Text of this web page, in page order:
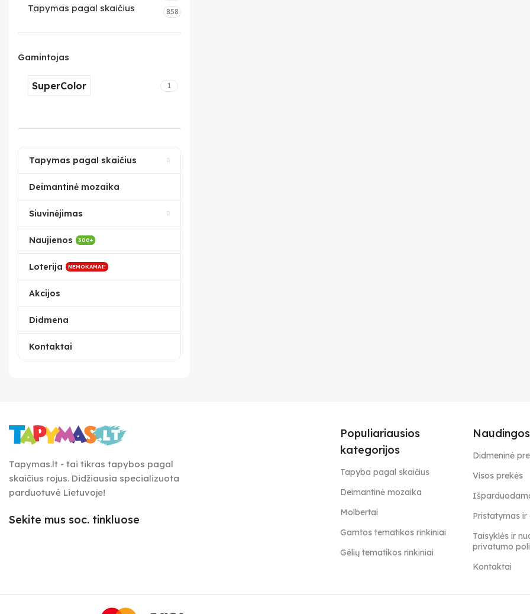
Tapymas pagal skaičius 858
Gamintojas
SuperColor 1
Tapymas pagal skaičius
Deimantinė mozaika
Siuvinėjimas
Naujienos 300+
Loterija NEMOKAMAI!
Akcijos
Didmena
Kontaktai
Tapymas.lt - tai tikras tapybos pagal
skaičius rojus. Didžiausia specializuota
parduotuvė Lietuvoje!
Sekite mus soc. tinkluose
Populiariausios
kategorijos
Tapyba pagal skaičius
Deimantinė mozaika
Molbertai
Gamtos tematikos rinkiniai
Gėlių tematikos rinkiniai
Didmeninė
Visos prekės
Pristatymas
Taisyklės ir
privatumo
Kontaktai